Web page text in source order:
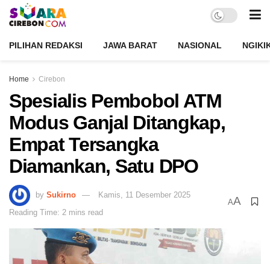
PILIHAN REDAKSI JAWA BARAT NASIONAL
Home Cirebon
Spesialis Pembobol ATM
Modus Ganjal Ditangkap,
Empat Tersangka
Diamankan, Satu DPO
by Sukirno
Kamis, 11 Desember 2025
Reading Time: 2 mins read
AA